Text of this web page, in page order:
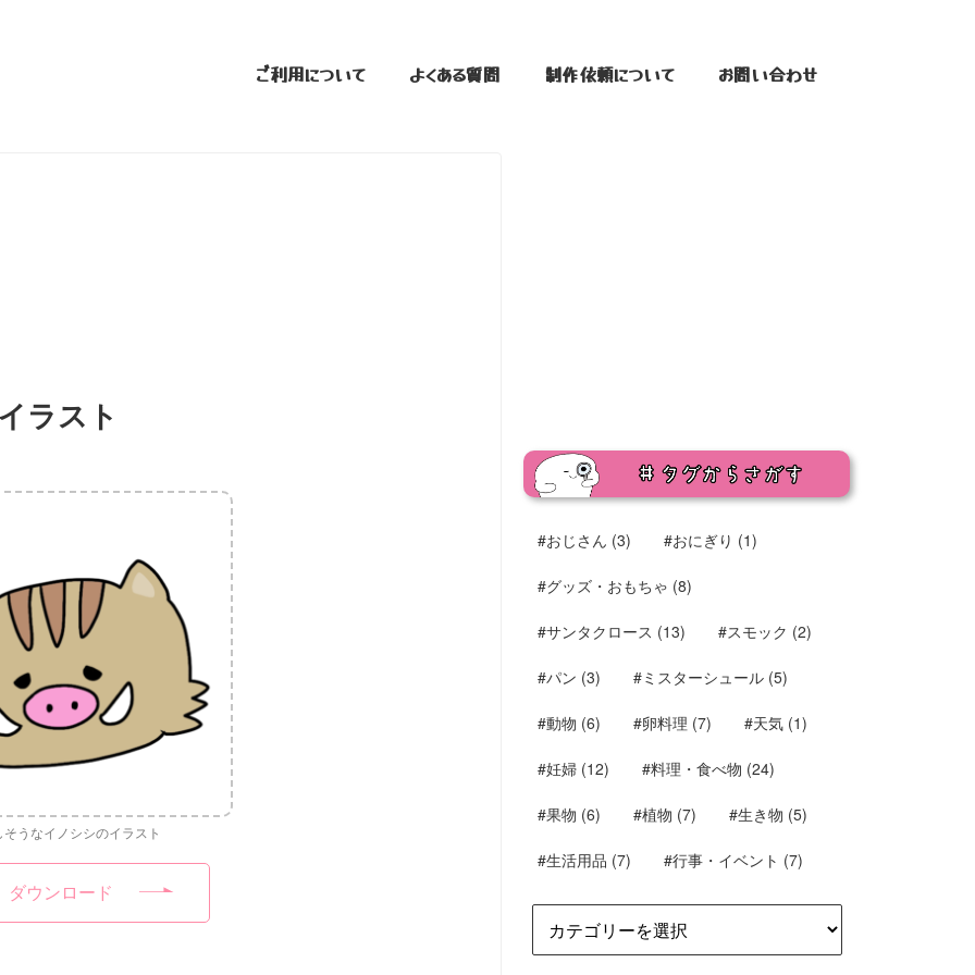
ご利用について よくある質問 制作依頼について お問い合わせ
ラスト
そうなイノシシのイラスト
ダウンロード
#おじさん (3) #おにぎり (1)
#グッズ・おもちゃ (8)
#サンタクロース (13) #スモック (2)
#パン (3) #ミスターシュール (5)
#動物 (6) #卵料理 (7) #天気 (1)
#妊婦 (12) #料理・食べ物 (24)
#果物 (6) #植物 (7) #生き物 (5)
#生活用品 (7) #行事・イベント (7)